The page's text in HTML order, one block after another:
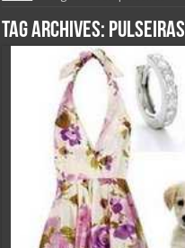
Tag Archives: pulseiras